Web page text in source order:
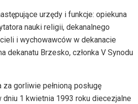
urzędy i funkcje: opiekuna
nauki religii, dekanalnego
i wychowawców w dekanacie
dekanatu Brzesko, członka V Synodu
gorliwie pełnioną posługę
dniu 1 kwietnia 1993 roku diecezjalne